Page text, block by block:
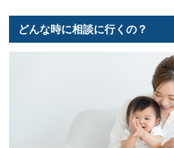
どんな時に相談に行くの？